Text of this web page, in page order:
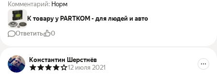
Комментарий: Норм
К товару у PARTKOM - для людей и авто
Ответить 0
Константин Шерстнёв
12 июля 2021